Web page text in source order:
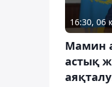
16:30, 06
Мамин
астық